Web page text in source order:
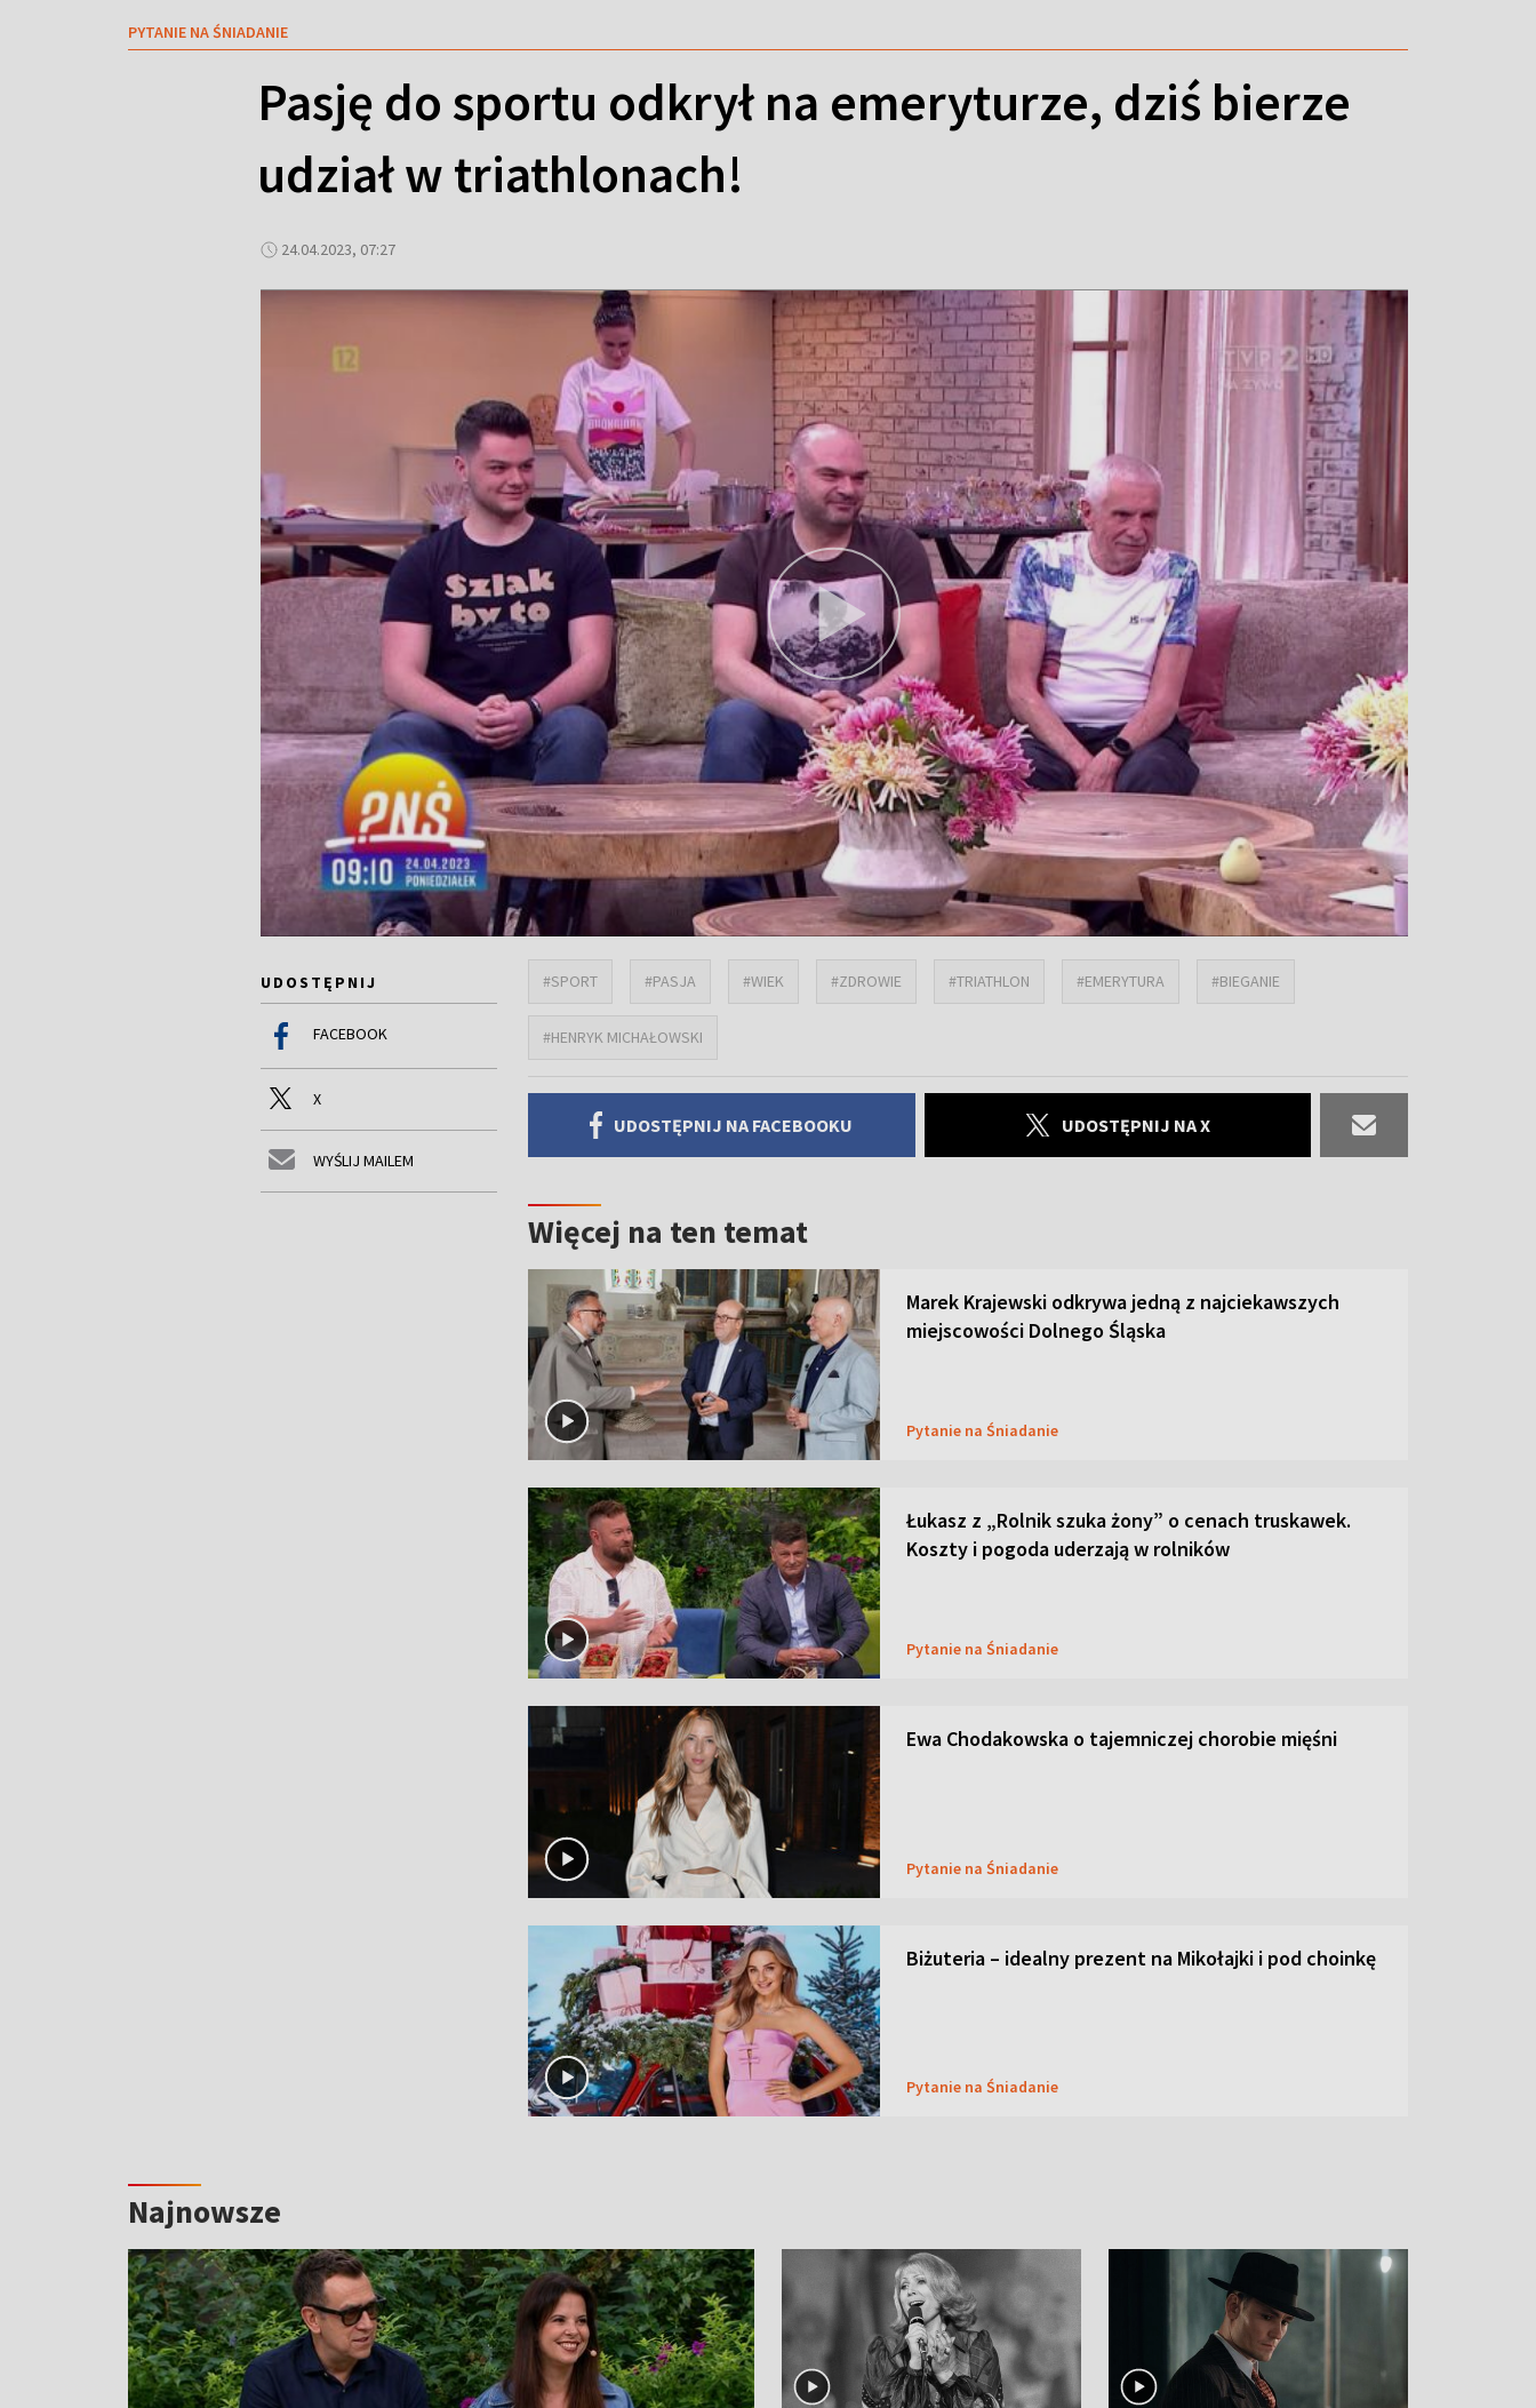
PYTANIE NA ŚNIADANIE
Pasję do sportu odkrył na emeryturze, dziś bierze
udział w triathlonach!
24.04.2023, 07:27
UDOSTĘPNIJ
FACEBOOK
X
WYŚLIJ MAILEM
#SPORT #PASJA #WIEK #ZDROWIE #TRIATHLON #EMERYTURA #BIEGANIE
#HENRYK MICHAŁOWSKI
UDOSTĘPNIJ NA FACEBOOKU UDOSTĘPNIJ NA X
Więcej na ten temat
Marek Krajewski odkrywa jedną z najciekawszych
miejscowości Dolnego Śląska
Pytanie na Śniadanie
Łukasz z „Rolnik szuka żony” o cenach truskawek.
Koszty i pogoda uderzają w rolników
Pytanie na Śniadanie
Ewa Chodakowska o tajemniczej chorobie mięśni
Pytanie na Śniadanie
Biżuteria – idealny prezent na Mikołajki i pod choinkę
Pytanie na Śniadanie
Najnowsze